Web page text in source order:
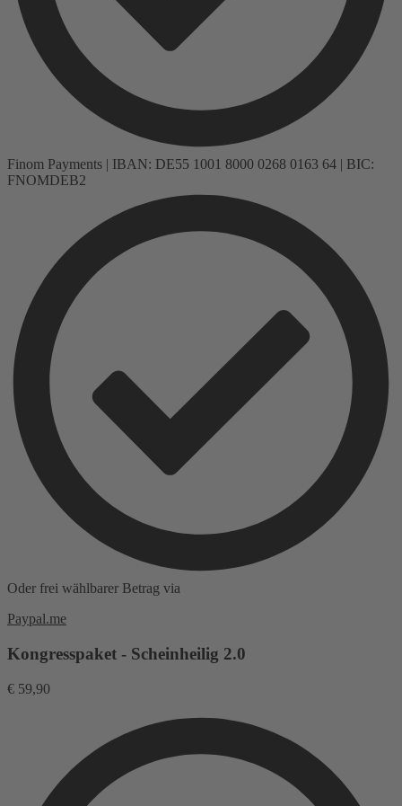
Finom Payments | IBAN: DE55 1001 8000 0268 0163 64 | BIC:
FNOMDEB2
Oder frei wählbarer Betrag via
Paypal.me
Kongresspaket - Scheinheilig 2.0
€ 59,90